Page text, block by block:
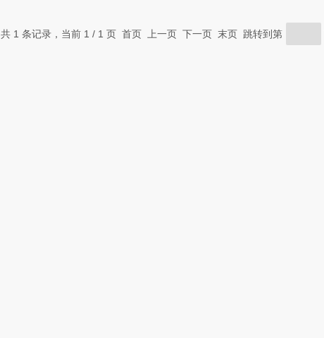
共 1 条记录，当前 1 / 1 页 首页 上一页 下一页 末页 跳转到第